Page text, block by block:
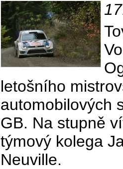
letošního
automobilových
GB. Na stupně
týmový kolega
Neuville.